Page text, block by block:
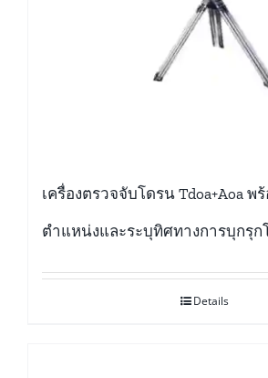
เครื่องตรวจจับโดรน Tdoa+Aoa พ
ตำแหน่งและระบุทิศทางการบุกรุก
Details